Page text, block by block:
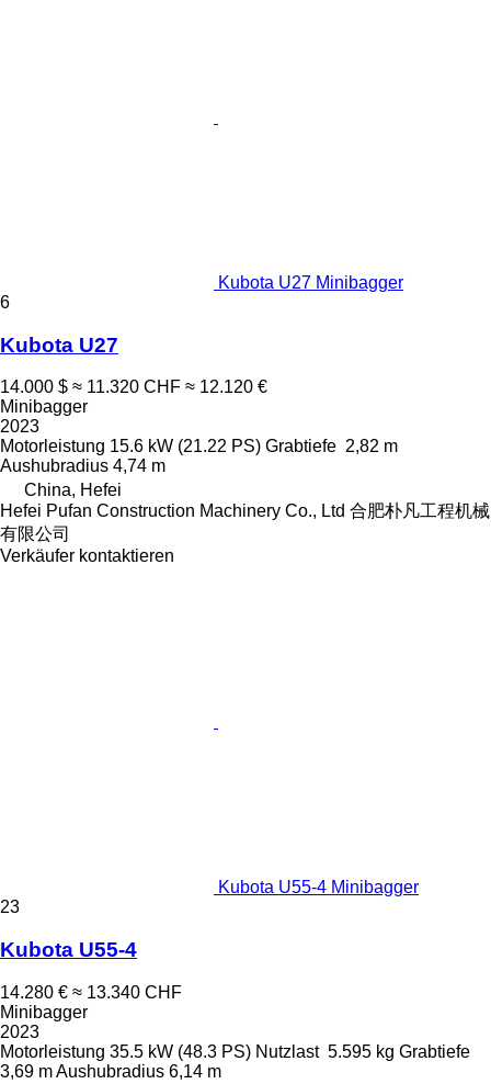
Kubota U27 Minibagger
6
Kubota U27
14.000 $ ≈ 11.320 CHF ≈ 12.120 €
Minibagger
2023
Motorleistung 15.6 kW (21.22 PS) Grabtiefe 2,82 m
Aushubradius 4,74 m
China, Hefei
Hefei Pufan Construction Machinery Co., Ltd 合肥朴凡工程机械
有限公司
Verkäufer kontaktieren
Kubota U55-4 Minibagger
23
Kubota U55-4
14.280 € ≈ 13.340 CHF
Minibagger
2023
Motorleistung 35.5 kW (48.3 PS) Nutzlast 5.595 kg Grabtiefe
3,69 mAushubradius 6,14 m